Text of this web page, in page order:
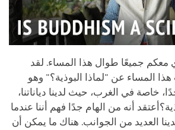
معكم جميعًا طوال هذا المساء. لقد
المساء عن "لماذا البوذية؟" وهو
خاصة في الغرب، حيث لدينا دياناتنا،
أنه من الهام جدًا فهم أننا عندما
العديد من الجوانب. هناك ما يمكن أن